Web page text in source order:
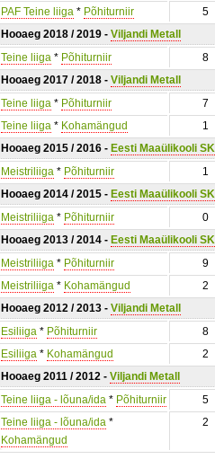
PAF Teine liiga * Põhiturniir 5
Hooaeg 2018 / 2019 - Viljandi Metall
Teine liiga * Põhiturniir 8
Hooaeg 2017 / 2018 - Viljandi Metall
Teine liiga * Põhiturniir 7
Teine liiga * Kohamängud 1
Hooaeg 2015 / 2016 - Eesti Maaülikooli SK
Meistriliiga * Põhiturniir 1
Hooaeg 2014 / 2015 - Eesti Maaülikooli SK
Meistriliiga * Põhiturniir 0
Hooaeg 2013 / 2014 - Eesti Maaülikooli SK
Meistriliiga * Põhiturniir 9
Meistriliiga * Kohamängud 2
Hooaeg 2012 / 2013 - Viljandi Metall
Esiliiga * Põhiturniir 8
Esiliiga * Kohamängud 2
Hooaeg 2011 / 2012 - Viljandi Metall
Teine liiga - lõuna/ida * Põhiturniir 5
Teine liiga - lõuna/ida *
Kohamängud
2